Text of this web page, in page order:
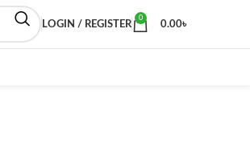
LOGIN / REGISTER
0
0.00৳